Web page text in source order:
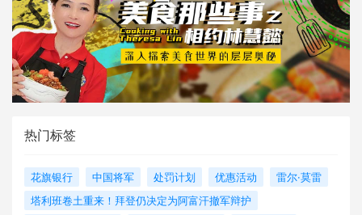
热门标签
花旗银行 中国将军 处罚计划 优惠活动
雷尔·莫雷
塔利班卷土重来！拜登仍决定为阿富汗撤军辩护